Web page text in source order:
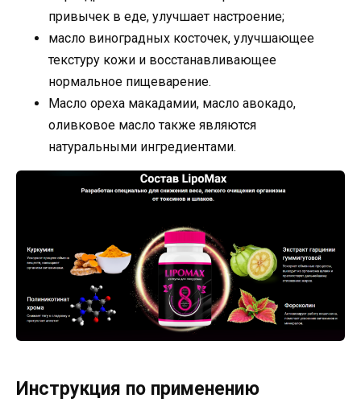
привычек в еде, улучшает настроение;
масло виноградных косточек, улучшающее
текстуру кожи и восстанавливающее
нормальное пищеварение.
Масло ореха макадамии, масло авокадо,
оливковое масло также являются
натуральными ингредиентами.
Инструкция по применению